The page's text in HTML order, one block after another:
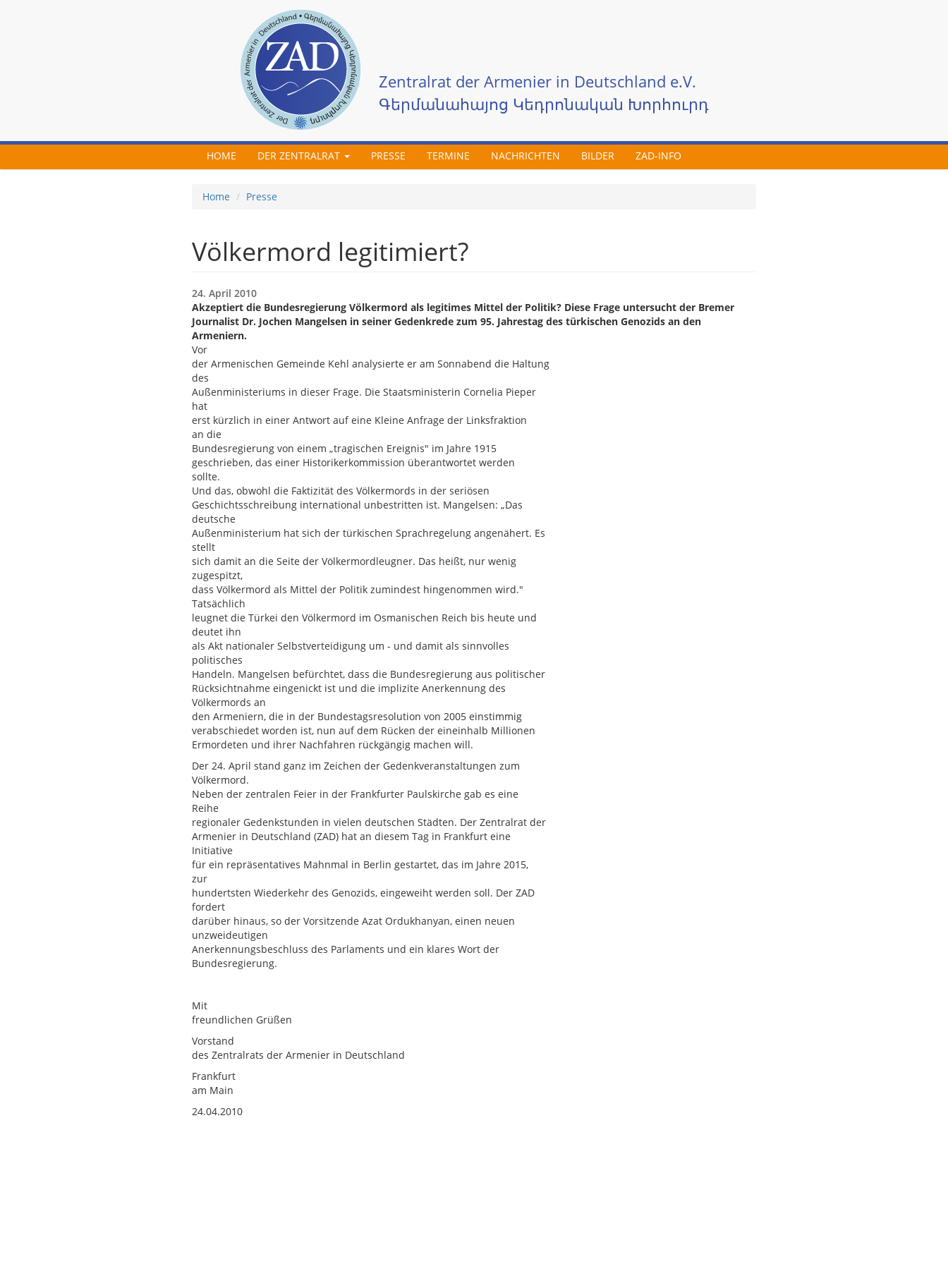
Zentralrat der Armenier in Deutschland e.V.
Գերմանահայոց Կեդրոնական Խորհուրդ
HOME DER ZENTRALRAT PRESSE TERMINE NACHRICHTEN BILDER ZAD-INFO
Home Presse
Völkermord legitimiert?
24. April 2010
Akzeptiert die Bundesregierung Völkermord als legitimes Mittel der Politik? Diese Frage untersucht der Bremer
Journalist Dr. Jochen Mangelsen in seiner Gedenkrede zum 95. Jahrestag des türkischen Genozids an den
Armeniern.
Vor
der Armenischen Gemeinde Kehl analysierte er am Sonnabend die Haltung
des
Außenministeriums in dieser Frage. Die Staatsministerin Cornelia Pieper
hat
erst kürzlich in einer Antwort auf eine Kleine Anfrage der Linksfraktion
an die
Bundesregierung von einem „tragischen Ereignis" im Jahre 1915
geschrieben, das einer Historikerkommission überantwortet werden
sollte.
Und das, obwohl die Faktizität des Völkermords in der seriösen
Geschichtsschreibung international unbestritten ist. Mangelsen: „Das
deutsche
Außenministerium hat sich der türkischen Sprachregelung angenähert. Es
stellt
sich damit an die Seite der Völkermordleugner. Das heißt, nur wenig
zugespitzt,
dass Völkermord als Mittel der Politik zumindest hingenommen wird."
Tatsächlich
leugnet die Türkei den Völkermord im Osmanischen Reich bis heute und
deutet ihn
als Akt nationaler Selbstverteidigung um - und damit als sinnvolles
politisches
Handeln. Mangelsen befürchtet, dass die Bundesregierung aus politischer
Rücksichtnahme eingenickt ist und die implizite Anerkennung des
Völkermords an
den Armeniern, die in der Bundestagsresolution von 2005 einstimmig
verabschiedet worden ist, nun auf dem Rücken der eineinhalb Millionen
Ermordeten und ihrer Nachfahren rückgängig machen will.
Der 24. April stand ganz im Zeichen der Gedenkveranstaltungen zum
Völkermord.
Neben der zentralen Feier in der Frankfurter Paulskirche gab es eine
Reihe
regionaler Gedenkstunden in vielen deutschen Städten. Der Zentralrat der
Armenier in Deutschland (ZAD) hat an diesem Tag in Frankfurt eine
Initiative
für ein repräsentatives Mahnmal in Berlin gestartet, das im Jahre 2015,
zur
hundertsten Wiederkehr des Genozids, eingeweiht werden soll. Der ZAD
fordert
darüber hinaus, so der Vorsitzende Azat Ordukhanyan, einen neuen
unzweideutigen
Anerkennungsbeschluss des Parlaments und ein klares Wort der
Bundesregierung.
Mit
freundlichen Grüßen
Vorstand
des Zentralrats der Armenier in Deutschland
Frankfurt
am Main
24.04.2010